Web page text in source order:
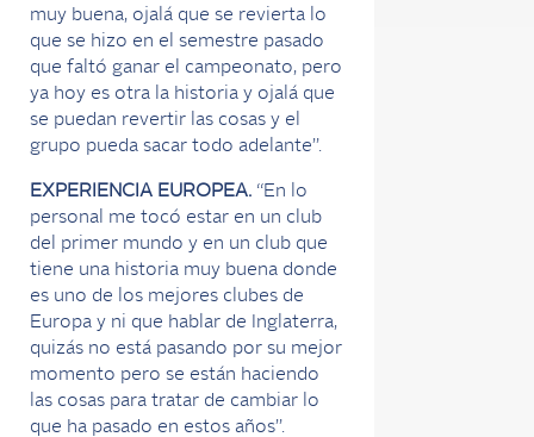
muy buena, ojalá que se revierta lo
que se hizo en el semestre pasado
que faltó ganar el campeonato, pero
ya hoy es otra la historia y ojalá que
se puedan revertir las cosas y el
grupo pueda sacar todo adelante”.
EXPERIENCIA EUROPEA. “En lo
personal me tocó estar en un club
del primer mundo y en un club que
tiene una historia muy buena donde
es uno de los mejores clubes de
Europa y ni que hablar de Inglaterra,
quizás no está pasando por su mejor
momento pero se están haciendo
las cosas para tratar de cambiar lo
que ha pasado en estos años”.